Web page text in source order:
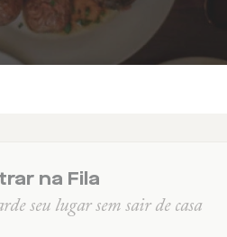
na Fila
seu lugar sem sair de casa